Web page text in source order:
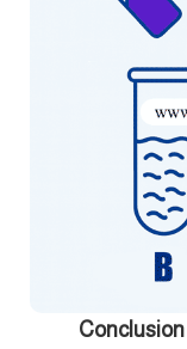
Conclusion